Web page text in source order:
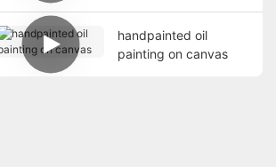
handpainted oil
painting on canvas